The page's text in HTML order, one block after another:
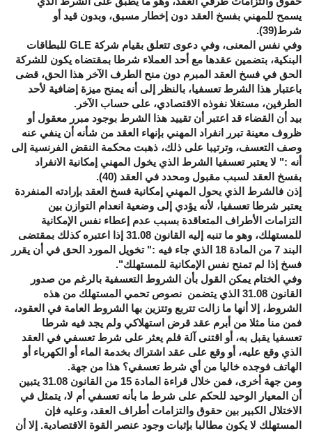
يسمح للمهني بفسخ العقد دون إخطار مسبق، وبدون قيد أو
شرط(39)
.
وفي نفس المعنى، وفي دعوى تتعلق بقيام شركة GLE للبطاقات
البنكية، بتضمين عقدها مع أحد العملاء شرطا بمقتضاه يكون للشركة
الحق في فسخ العقد المبرم دون منح الطرف الآخر هذا الحق، قضى
باعتبار هذا الشرط تعسفيا، بالنظر إلى أنه يمنح ميزة إضافية لأحد
الطرفين، مستغلا نفوذه الاقتصادي، على حساب الآخر.
بيد أن القضاء قد اعتبر أن تقييد هذا الشرط بوجود مبرر معقول أو
ظروف معينة تبرر انفراد المهني بإنهاء العقد من شأنه أن ينفي عنه
وصف التعسف، وترتيبا على ذلك، ذهبت محكمة النقض الفرنسية إلى
أنه :" لا يعتبر تعسفيا الشرط الذي يخول المهني إمكانية الانفراد
بفسخ العقد لسبب مقبول ومحدد في العقد (40)
.
إذن فالشرط الذي يحول المهني إمكانية فسخ العقد بإرادته المنفردة
يعتبر شرطا تعسفيا، لأنه يؤدي إلى وضعية انعدام التوازن بين
التزامات الأطراف المتعاقدة بسبب عدم إعطاء نفس الإمكانية
للمستهلك، وهو ما تنبه إليه القانون 31.08 إذا اعتبره كذلك بمقتضى
البند 7 من المادة 18 الذي جاء فيه :" تخويل المورد الحق في أن يقرر
فسخ إذا لم تمنح نفس الإمكانية للمستهلك".
وفي الختام يمكن القول بأن الشروط التعسفية بالرغم من صدور
القانون 31.08 الذي يتضمن نصوص تحمي المستهلك من هذه
الشروط، إلا أنها ما زالت تتربع وتتزين بها الشروط العامة في العقود،
فمن منا مثلا من أبرم عقد قرض استهلاكي ولم يجد فيه شرطا
تعسفيا يقبل به، أو اقتنى آلة فلم يعثر على شرط تعسفي في العقد
الذي وقع عليه، أو وقع على عقد اشتراك بخدمة الماء أو الكهرباء أو
الهاتف فوجده خاليا من أي شرط تعسفي؟ هذا من جهة.
ومن جهة أخرى، فمن خلال قراءة المادة 15 من القانون 31.08 يتبين
أن المعيار الوحيد للحكم على شرط ما بأنه تعسفي أم لا، يتمثل في
الاختلال الكبير بين حقوق والتزامات أطراف العقد، وعليه فإن
المستهلك لا يكون مطالبا بإثبات وجود عنصر القوة الاقتصادية. إلا أن